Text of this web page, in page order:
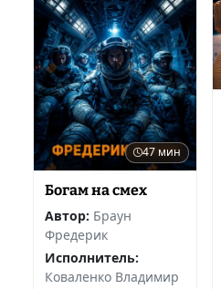
47 мин
Богам на смех
Автор: Браун
Фредерик
Исполнитель:
Коваленко Владимир